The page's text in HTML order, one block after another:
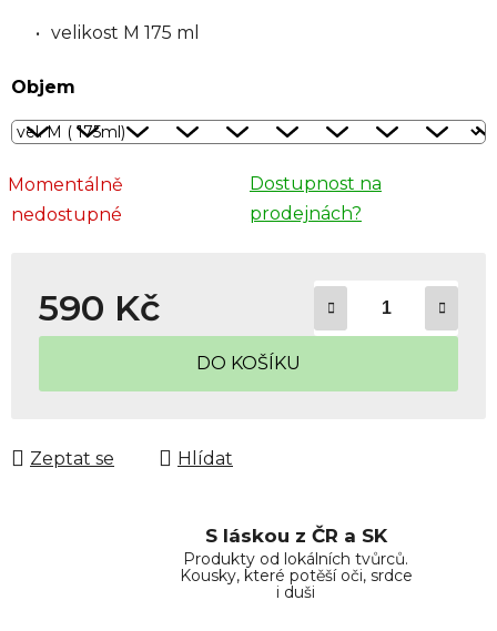
velikost M 175 ml
Objem
Momentálně
nedostupné
Dostupnost na
prodejnách?
590 Kč
Měrná cena:
DO KOŠÍKU
Zeptat se Hlídat
S láskou z ČR a SK
Produkty od lokálních tvůrců.
Kousky, které potěší oči, srdce
i duši